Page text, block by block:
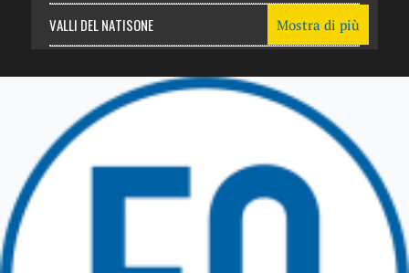
VALLI DEL NATISONE
TRICESIMO
TARCENTO
GEMONA DEL FRIULI
Mostra di più